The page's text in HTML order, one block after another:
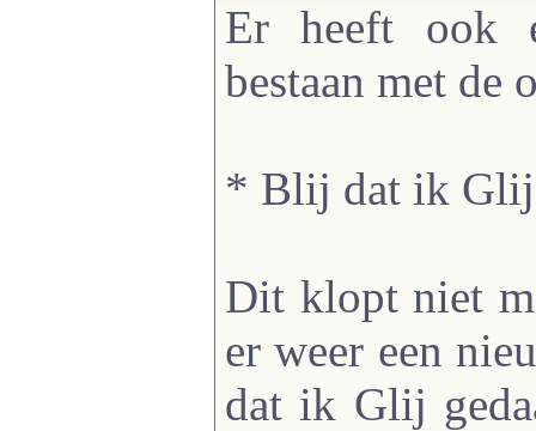
Er heeft ook
bestaan met de
* Blij dat ik Glij
Dit klopt niet
er weer een
dat ik Glij